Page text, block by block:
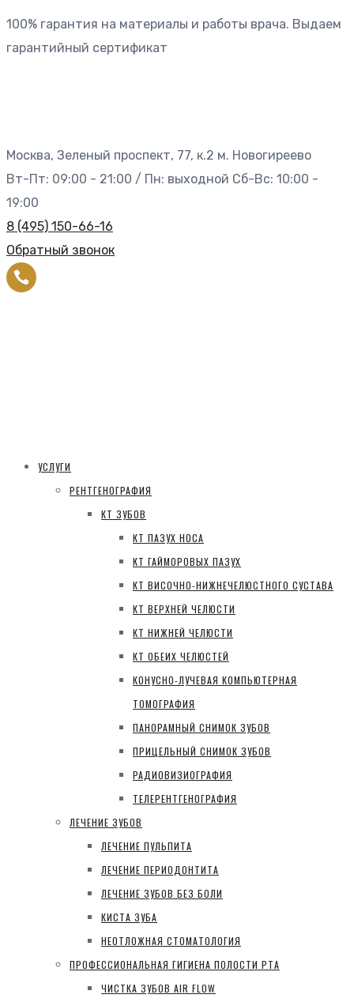
100% гарантия на материалы и работы врача. Выдаем
гарантийный сертификат
Москва, Зеленый проспект, 77, к.2 м. Новогиреево
Вт-Пт: 09:00 - 21:00 / Пн: выходной Сб-Вс: 10:00 -
19:00
8 (495) 150-66-16
Обратный звонок
УСЛУГИ
РЕНТГЕНОГРАФИЯ
КТ ЗУБОВ
КТ ПАЗУХ НОСА
КТ ГАЙМОРОВЫХ ПАЗУХ
КТ ВИСОЧНО-НИЖНЕЧЕЛЮСТНОГО СУСТАВА
КТ ВЕРХНЕЙ ЧЕЛЮСТИ
КТ НИЖНЕЙ ЧЕЛЮСТИ
КТ ОБЕИХ ЧЕЛЮСТЕЙ
КОНУСНО-ЛУЧЕВАЯ КОМПЬЮТЕРНАЯ
ТОМОГРАФИЯ
ПАНОРАМНЫЙ СНИМОК ЗУБОВ
ПРИЦЕЛЬНЫЙ СНИМОК ЗУБОВ
РАДИОВИЗИОГРАФИЯ
ТЕЛЕРЕНТГЕНОГРАФИЯ
ЛЕЧЕНИЕ ЗУБОВ
ЛЕЧЕНИЕ ПУЛЬПИТА
ЛЕЧЕНИЕ ПЕРИОДОНТИТА
ЛЕЧЕНИЕ ЗУБОВ БЕЗ БОЛИ
КИСТА ЗУБА
НЕОТЛОЖНАЯ СТОМАТОЛОГИЯ
ПРОФЕССИОНАЛЬНАЯ ГИГИЕНА ПОЛОСТИ РТА
ЧИСТКА ЗУБОВ AIR FLOW